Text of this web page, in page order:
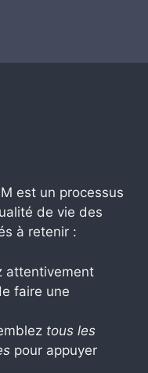
est un processus
de vie des
à retenir :
attentivement
faire une
tous les
pour appuyer